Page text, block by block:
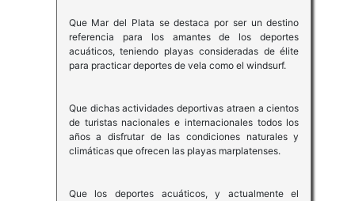
Que Mar del Plata se destaca por ser un destino
referencia para los amantes de los deportes
acuáticos, teniendo playas consideradas de élite
para practicar deportes de vela como el windsurf.
Que dichas actividades deportivas atraen a cientos
de turistas nacionales e internacionales todos los
años a disfrutar de las condiciones naturales y
climáticas que ofrecen las playas marplatenses.
Que los deportes acuáticos, y actualmente el